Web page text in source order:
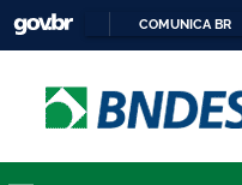
COMUNICA BR